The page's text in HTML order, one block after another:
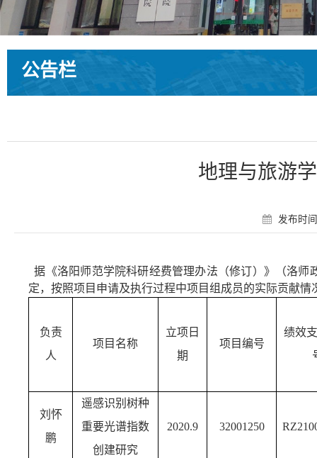
公告栏
地理与旅游
发布时
据《洛阳师范学院科研经费管理办法（修订）》（洛师
定，按照项目申请及执行过程中项目组成员的实际贡献
负责
人
项目名称
立项日
期
项目编号
绩效
刘怀
鹏
遥感识别树种
重要光谱指数
创建研究
2020.9 32001250